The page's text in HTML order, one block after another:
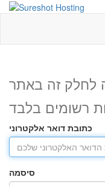
לחלק זה באתר
רשומים בלבד
כתובת דואר אלקטרוני
סיסמה